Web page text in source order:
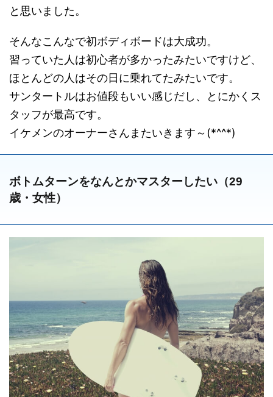
と思いました。
そんなこんなで初ボディボードは大成功。
習っていた人は初心者が多かったみたいですけど、
ほとんどの人はその日に乗れてたみたいです。
サンタートルはお値段もいい感じだし、とにかくス
タッフが最高です。
イケメンのオーナーさんまたいきます～(*^^*)
ボトムターンをなんとかマスターしたい（29
歳・女性）